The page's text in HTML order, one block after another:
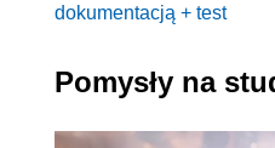
dokumentacją + test
Pomysły na